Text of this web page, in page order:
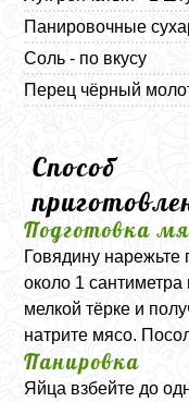
Панировочные
Соль - по вкусу
Перец чёрный
Способ
Подготовка
Говядину
около 1 сантиметра
мелкой тёрке и
натрите мясо.
Панировка
Яйца взбейте до